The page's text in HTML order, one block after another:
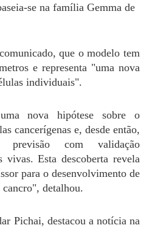
se na família Gemma de
que o modelo tem
e representa "uma nova
individuais".
nova hipótese sobre o
cancerígenas e, desde então,
previsão com validação
vivas. Esta descoberta revela
para o desenvolvimento de
detalhou.
Pichai, destacou a notícia na